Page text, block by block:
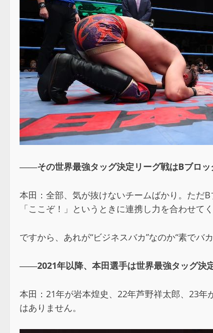
――その世界最強タッグ決定リーグ戦はBブロッ
本田：全部、気が抜けないチームばかり。ただ
「ここぞ！」というときに連携し力を合わせてく
ですから、あれが“ビジネスバカ”なのか“素でバ
――2021年以降、本田選手は世界最強タッグ決
本田：21年が岩本煌史、22年芦野祥太郎、23
はありません。